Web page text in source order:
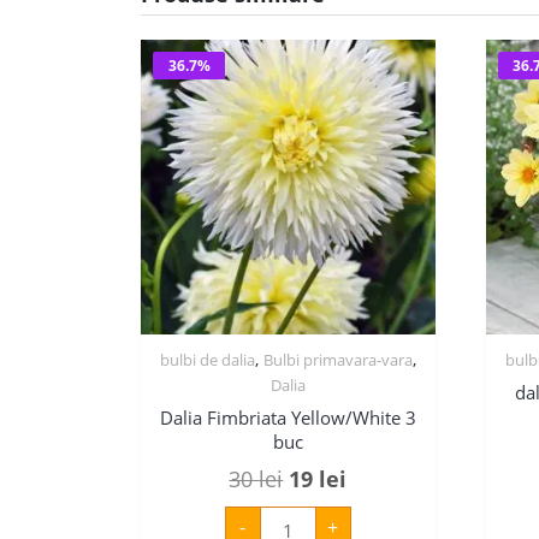
36.7%
bulbi de dalia, Bulbi primavara-vara,
Dalia
Dalia Fimbriata Yellow/White 3
buc
30lei Prețul
inițial
19 lei
curent
-
Cantitate
Dalia+